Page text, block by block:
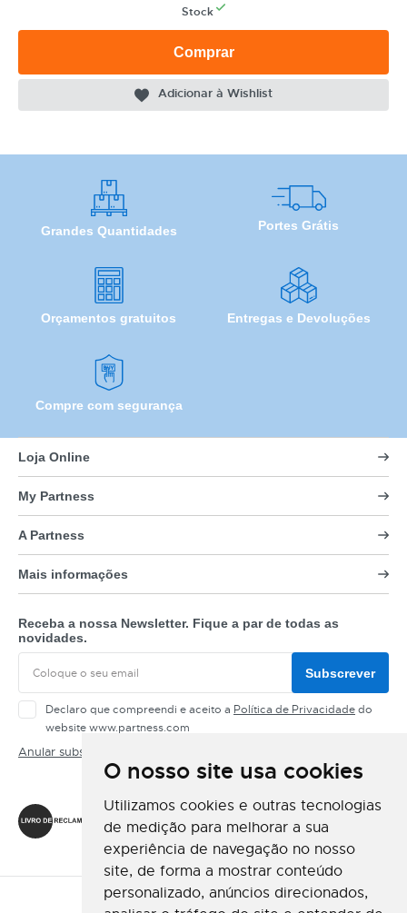
O nosso site usa cookies
Utilizamos cookies e outras tecnologias
de medição para melhorar a sua
experiência de navegação no nosso
site, de forma a mostrar conteúdo
personalizado, anúncios direcionados,
Stock
Comprar
Adicionar à Wishlist
Grandes Quantidades Portes Grátis
Orçamentos gratuitos Entregas e Devoluções
Compre com segurança
Loja Online
My Partness
A Partness
Mais informações
Receba a nossa Newsletter. Fique a par de todas as
novidades.
Subscrever
Declaro que compreendi e aceito a Política de Privacidadedo
website www.partness.com
Anular subscrição
Método de Pagamento